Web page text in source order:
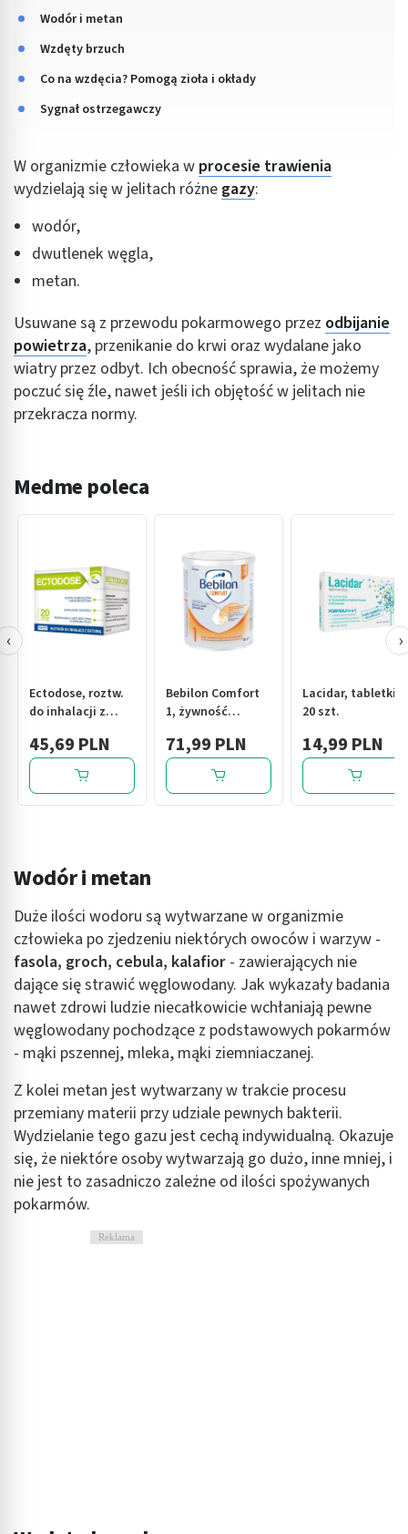
Wodór i metan
Wzdęty brzuch
Co na wzdęcia? Pomogą zioła i okłady
Sygnał ostrzegawczy
W organizmie człowieka w procesie trawienia
wydzielają się w jelitach różne gazy:
wodór,
dwutlenek węgla,
metan.
Usuwane są z przewodu pokarmowego przez odbijanie
powietrza, przenikanie do krwi oraz wydalane jako
wiatry przez odbyt. Ich obecność sprawia, że możemy
poczuć się źle, nawet jeśli ich objętość w jelitach nie
przekracza normy.
Medme poleca
Ectodose, roztw.
do inhalacji z
amp.
45,69 PLN
Bebilon Comfort
1, żywność
przeznaczenia
medycznego dla
niemowląt od
urodzenia, 400 g
71,99 PLN
Lacidar, tabletki,
20 szt.
14,99 PLN
‹ ›
Wodór i metan
Duże ilości wodoru są wytwarzane w organizmie
człowieka po zjedzeniu niektórych owoców i warzyw -
fasola, groch, cebula, kalafior - zawierających nie
dające się strawić węglowodany. Jak wykazały badania
nawet zdrowi ludzie niecałkowicie wchłaniają pewne
węglowodany pochodzące z podstawowych pokarmów
- mąki pszennej, mleka, mąki ziemniaczanej.
Z kolei metan jest wytwarzany w trakcie procesu
przemiany materii przy udziale pewnych bakterii.
Wydzielanie tego gazu jest cechą indywidualną. Okazuje
się, że niektóre osoby wytwarzają go dużo, inne mniej, i
nie jest to zasadniczo zależne od ilości spożywanych
pokarmów.
Reklama